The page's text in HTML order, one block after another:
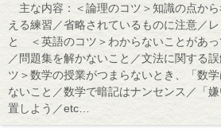
主な内容：＜論理のコツ＞知識の点か
える練習／省略されているものに注意／
と ＜英語のコツ＞わからないことがあ
／問題集を解かないこと／文法に関する
ツ＞数学の授業がつまらないとき、「数
ないこと／数学で暗記はナンセンス／「
置しよう／etc…